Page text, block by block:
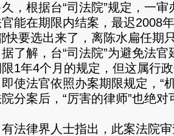
，根据台“司法院”规定，一
能在期限内结案，最迟2008
快要选出来了，离陈水扁任期
解，台“司法院”为避免法官
1年4个月的规定，但这属行
使法官依照办案期限规定，“
分案后，“厉害的律师”也绝
律界人士指出，此案法院审